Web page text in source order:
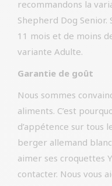
recommandons la
Shepherd Dog
11 mois et de moins
variante Adulte.
Garantie de goût
Nous sommes
aliments. C’est
d’appétence sur tous
berger allemand
aimer ses croquettes
contacter. Nous vous